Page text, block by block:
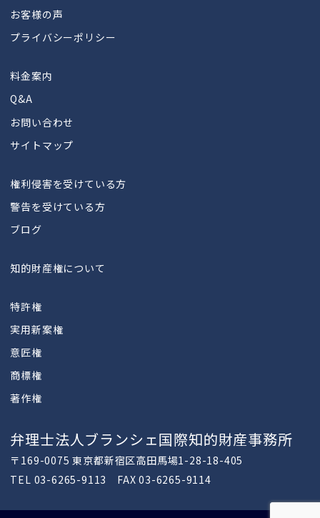
お客様の声
プライバシーポリシー
料金案内
Q&A
お問い合わせ
サイトマップ
権利侵害を受けている方
警告を受けている方
ブログ
知的財産権について
特許権
実用新案権
意匠権
商標権
著作権
弁理士法人ブランシェ国際知的財産事務所
〒169-0075 東京都新宿区高田馬場1-28-18-405
TEL 03-6265-9113 FAX 03-6265-9114